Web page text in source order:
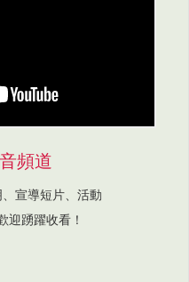
頻道
宣導短片、活動
迎踴躍收看！